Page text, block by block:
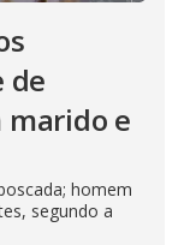
de
e
homem
segundo a